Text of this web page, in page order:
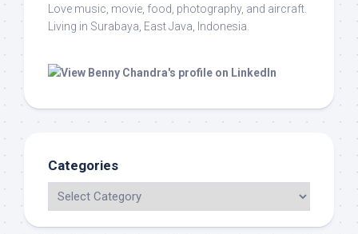
Love music, movie, food, photography, and aircraft.
Living in Surabaya, East Java, Indonesia.
Categories